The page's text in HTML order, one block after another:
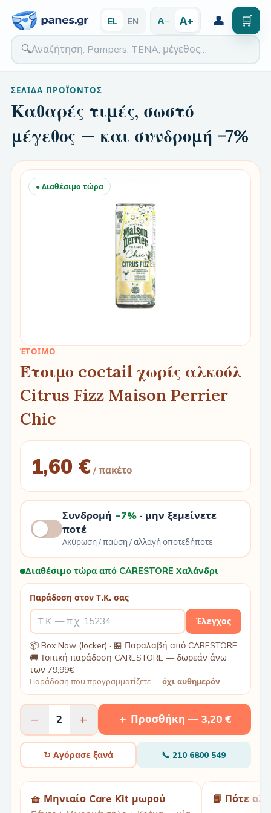
🔍
EL EN Α− Α+ 👤 🛒
ΣΕΛΊΔΑ ΠΡΟΪΌΝΤΟΣ
Καθαρές τιμές, σωστό
μέγεθος — και συνδρομή −7%
● Διαθέσιμο τώρα
ΈΤΟΙΜΟ
Έτοιμο coctail χωρίς αλκοόλ
Citrus Fizz Maison Perrier
Chic
1,60 € / πακέτο
Συνδρομή −7%· μην ξεμείνετε
ποτέ
Ακύρωση / παύση / αλλαγή οποτεδήποτε
Διαθέσιμο τώρα από CARESTORE Χαλάνδρι
Παράδοση στον Τ.Κ. σας
Έλεγχος
📦 Box Now (locker) · 🏪 Παραλαβή από CARESTORE
🚚 Τοπική παράδοση CARESTORE — δωρεάν άνω
των 79,99€
Παράδοση που προγραμματίζετε —όχι αυθημερόν
− 2 + ＋ Προσθήκη — 3,20 €
↻ Αγόρασε ξανά 📞210 6800 549
🧺 Μηνιαίο Care Kit μωρού 📘 Πότε